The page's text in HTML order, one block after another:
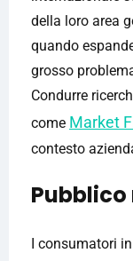
della loro area
quando
grosso
Condurre
come Market
contesto
I consumatori